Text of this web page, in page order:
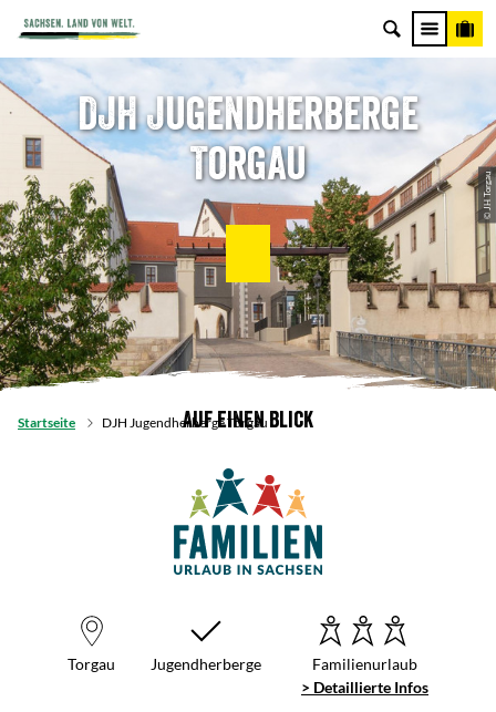
© JH Torgau
DJH Jugendherberge
Torgau
Startseite DJH Jugendherberge Torgau
Auf einen Blick
Torgau Jugendherberge
Familienurlaub
> Detaillierte Infos